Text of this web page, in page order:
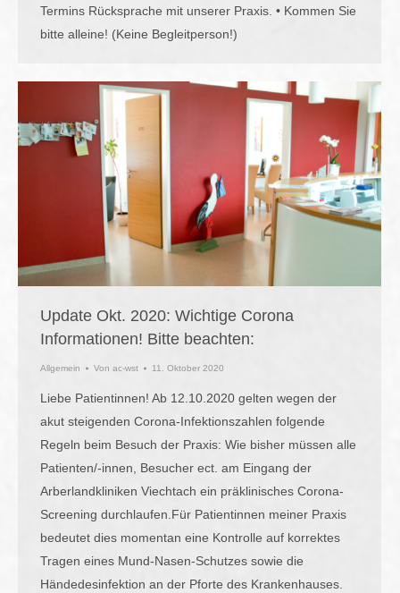
Termins Rücksprache mit unserer Praxis. • Kommen Sie
bitte alleine! (Keine Begleitperson!)
Update Okt. 2020: Wichtige Corona
Informationen! Bitte beachten:
Allgemein Von ac-wst 11. Oktober 2020
Liebe Patientinnen! Ab 12.10.2020 gelten wegen der
akut steigenden Corona-Infektionszahlen folgende
Regeln beim Besuch der Praxis: Wie bisher müssen alle
Patienten/-innen, Besucher ect. am Eingang der
Arberlandkliniken Viechtach ein präklinisches Corona-
Screening durchlaufen.Für Patientinnen meiner Praxis
bedeutet dies momentan eine Kontrolle auf korrektes
Tragen eines Mund-Nasen-Schutzes sowie die
Händedesinfektion an der Pforte des Krankenhauses.